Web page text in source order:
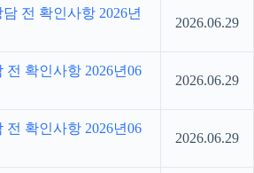
전 확인사항 2026년
2026.06.29
확인사항 2026년06
2026.06.29
확인사항 2026년06
2026.06.29